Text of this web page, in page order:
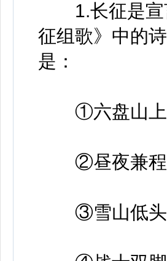
1.长征是宣
征组歌》中的
是：
①六盘山上
②昼夜兼程
③雪山低头